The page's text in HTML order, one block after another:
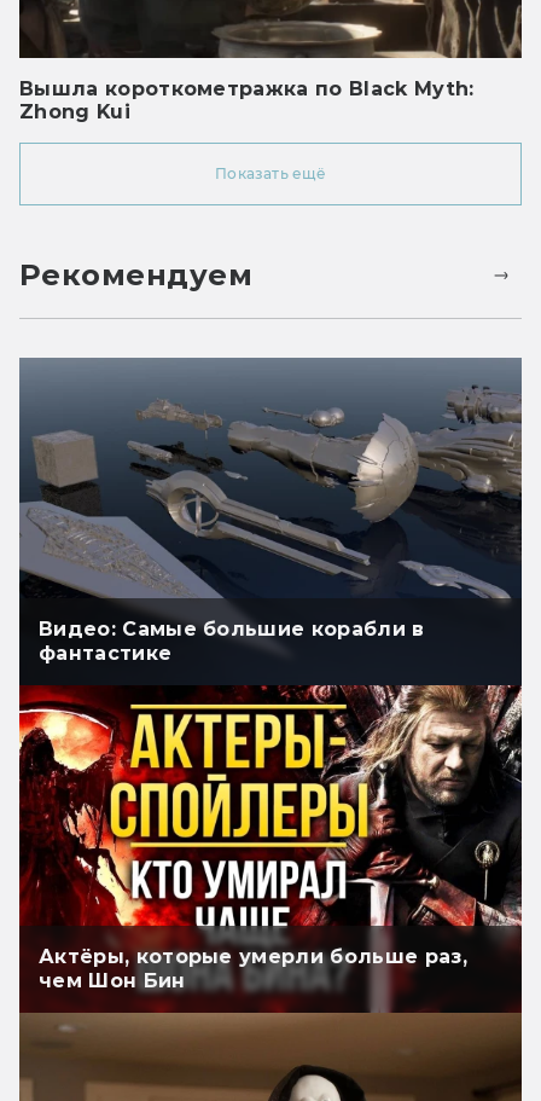
Вышла короткометражка по Black Myth:
Zhong Kui
Показать ещё
Рекомендуем
Видео: Самые большие корабли в
фантастике
Актёры, которые умерли больше раз,
чем Шон Бин